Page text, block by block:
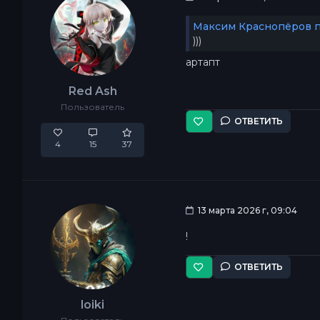
Red Ash
Пользователь
4 15 37
Максим Краснопёров
)))
артапт
ОТВЕТИТЬ
loiki
13 марта 2026 г, 09:04
!
ОТВЕТИТЬ